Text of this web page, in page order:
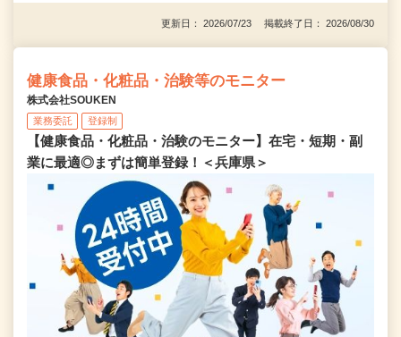
更新日： 2026/07/23 掲載終了日： 2026/08/30
健康食品・化粧品・治験等のモニター
株式会社SOUKEN
業務委託 登録制
【健康食品・化粧品・治験のモニター】在宅・短期・副
業に最適◎まずは簡単登録！＜兵庫県＞